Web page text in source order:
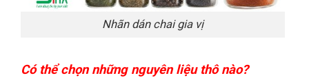
Nhãn dán chai gia vị
Có thể chọn những nguyên liệu thô nào?